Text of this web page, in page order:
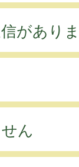
があり
ん